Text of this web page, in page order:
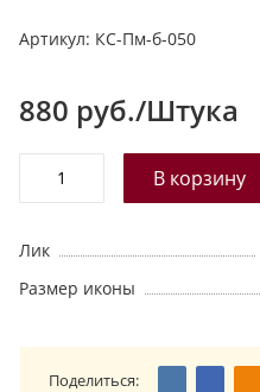
Артикул: КС-Пм-б-050
880 руб./Штука
Лик
Размер иконы
Поделиться: